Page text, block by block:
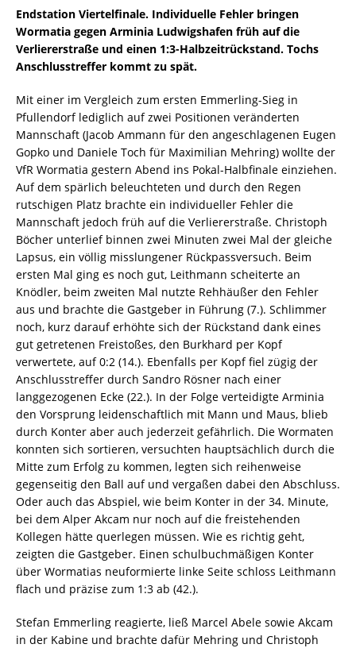
Endstation Viertelfinale. Individuelle Fehler bringen
Wormatia gegen Arminia Ludwigshafen früh auf die
Verliererstraße und einen 1:3-Halbzeitrückstand. Tochs
Anschlusstreffer kommt zu spät.
Mit einer im Vergleich zum ersten Emmerling-Sieg in
Pfullendorf lediglich auf zwei Positionen veränderten
Mannschaft (Jacob Ammann für den angeschlagenen Eugen
Gopko und Daniele Toch für Maximilian Mehring) wollte der
VfR Wormatia gestern Abend ins Pokal-Halbfinale einziehen.
Auf dem spärlich beleuchteten und durch den Regen
rutschigen Platz brachte ein individueller Fehler die
Mannschaft jedoch früh auf die Verliererstraße. Christoph
Böcher unterlief binnen zwei Minuten zwei Mal der gleiche
Lapsus, ein völlig misslungener Rückpassversuch. Beim
ersten Mal ging es noch gut, Leithmann scheiterte an
Knödler, beim zweiten Mal nutzte Rehhäußer den Fehler
aus und brachte die Gastgeber in Führung (7.). Schlimmer
noch, kurz darauf erhöhte sich der Rückstand dank eines
gut getretenen Freistoßes, den Burkhard per Kopf
verwertete, auf 0:2 (14.). Ebenfalls per Kopf fiel zügig der
Anschlusstreffer durch Sandro Rösner nach einer
langgezogenen Ecke (22.). In der Folge verteidigte Arminia
den Vorsprung leidenschaftlich mit Mann und Maus, blieb
durch Konter aber auch jederzeit gefährlich. Die Wormaten
konnten sich sortieren, versuchten hauptsächlich durch die
Mitte zum Erfolg zu kommen, legten sich reihenweise
gegenseitig den Ball auf und vergaßen dabei den Abschluss.
Oder auch das Abspiel, wie beim Konter in der 34. Minute,
bei dem Alper Akcam nur noch auf die freistehenden
Kollegen hätte querlegen müssen. Wie es richtig geht,
zeigten die Gastgeber. Einen schulbuchmäßigen Konter
über Wormatias neuformierte linke Seite schloss Leithmann
flach und präzise zum 1:3 ab (42.).
Stefan Emmerling reagierte, ließ Marcel Abele sowie Akcam
in der Kabine und brachte dafür Mehring und Christoph